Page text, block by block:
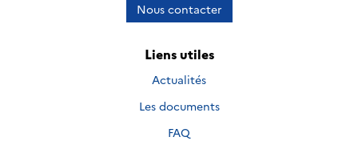
Nous contacter
Liens utiles
Actualités
Les documents
FAQ